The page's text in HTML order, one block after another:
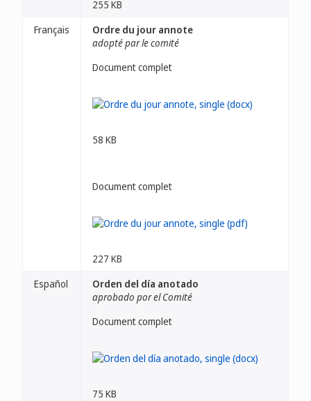
255 KB
Français
Ordre du jour annote
adopté par le comité
Document complet
58 KB
Document complet
227 KB
Español
Orden del día anotado
aprobado por el Comité
Document complet
75 KB